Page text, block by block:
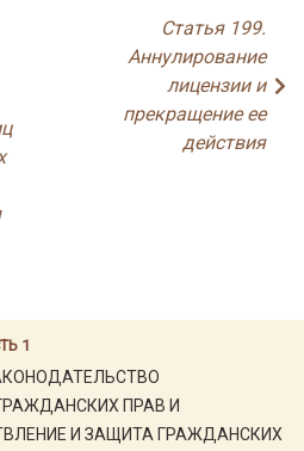
1
ПРАВ И
И ЗАЩИТА ГРАЖДАНСКИХ
Статья 199.
Аннулирование
лицензии и
прекращение ее
действия